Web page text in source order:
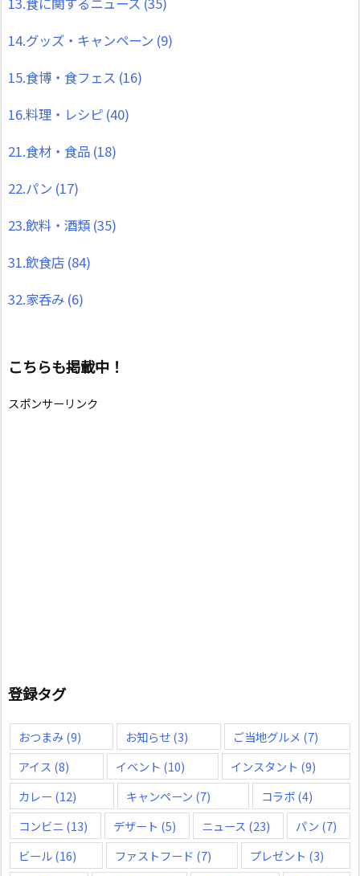
14.グッズ・キャンペーン (9)
15.食博・食フェス (16)
16.料理・レシピ (40)
21.食材・食品 (18)
22.パン (17)
23.飲料・酒類 (35)
31.飲食店 (84)
32.家呑み (6)
こちらも掲載中！
スポンサーリンク
登録タグ
おつまみ(9) お知らせ(3) ご当地グルメ (7)
アイス (8) イベント (10) インスタント (9)
カレー (12) キャンペーン (7) コラボ(4)
コンビニ (13) デザート (5) ニュース (23) パン (7)
ビール(16) ファストフード (7) プレゼント (3)